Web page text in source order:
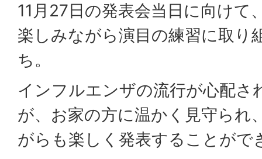
11月27日の発表会当日に向けて
楽しみながら演目の練習に取り
ち。
インフルエンザの流行が心配さ
が、お家の方に温かく見守られ
がらも楽しく発表することがで